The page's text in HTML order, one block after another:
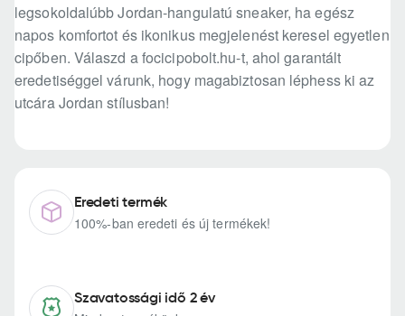
legsokoldalúbb Jordan-hangulatú sneaker, ha egész
napos komfortot és ikonikus megjelenést keresel egyetlen
cipőben. Válaszd a focicipobolt.hu-t, ahol garantált
eredetiséggel várunk, hogy magabiztosan léphess ki az
utcára Jordan stílusban!
Eredeti termék
100%-ban eredeti és új termékek!
Szavatossági idő 2 év